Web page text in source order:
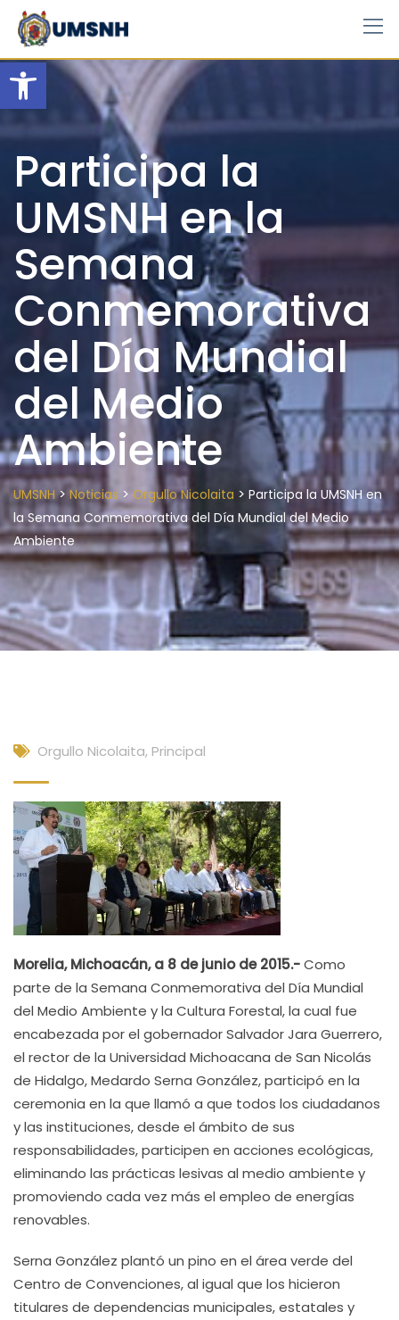
Open toolbar
Skip
content
Participa la
UMSNH en la
Semana
Conmemorativa
del Día Mundial
del Medio
Ambiente
UMSNH> Noticias > Orgullo Nicolaita > Participa la UMSNH en
la Semana Conmemorativa del Día Mundial del Medio
Ambiente
Orgullo Nicolaita, Principal
Morelia, Michoacán, a 8 de junio de 2015.-Como
parte de la Semana Conmemorativa del Día Mundial
del Medio Ambiente y la Cultura Forestal, la cual fue
encabezada por el gobernador Salvador Jara Guerrero,
el rector de la Universidad Michoacana de San Nicolás
de Hidalgo, Medardo Serna González, participó en la
ceremonia en la que llamó a que todos los ciudadanos
y las instituciones, desde el ámbito de sus
responsabilidades, participen en acciones ecológicas,
eliminando las prácticas lesivas al medio ambiente y
promoviendo cada vez más el empleo de energías
renovables.
Serna González plantó un pino en el área verde del
Centro de Convenciones, al igual que los hicieron
titulares de dependencias municipales, estatales y